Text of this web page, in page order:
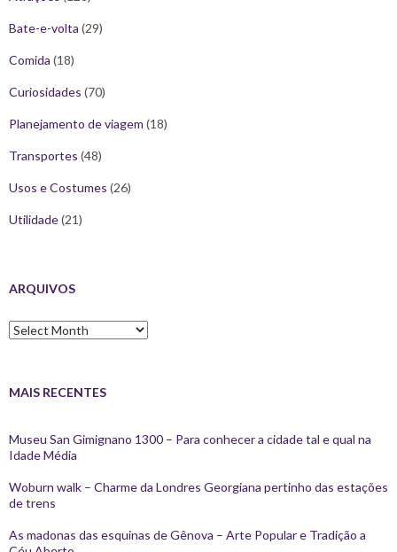
Bate-e-volta (29)
Comida (18)
Curiosidades (70)
Planejamento de viagem (18)
Transportes (48)
Usos e Costumes (26)
Utilidade(21)
ARQUIVOS
Arquivos
MAIS RECENTES
Museu San Gimignano 1300 – Para conhecer a cidade tal e qual na
Idade Média
Woburn walk – Charme da Londres Georgiana pertinho das estações
de trens
As madonas das esquinas de Gênova – Arte Popular e Tradição a